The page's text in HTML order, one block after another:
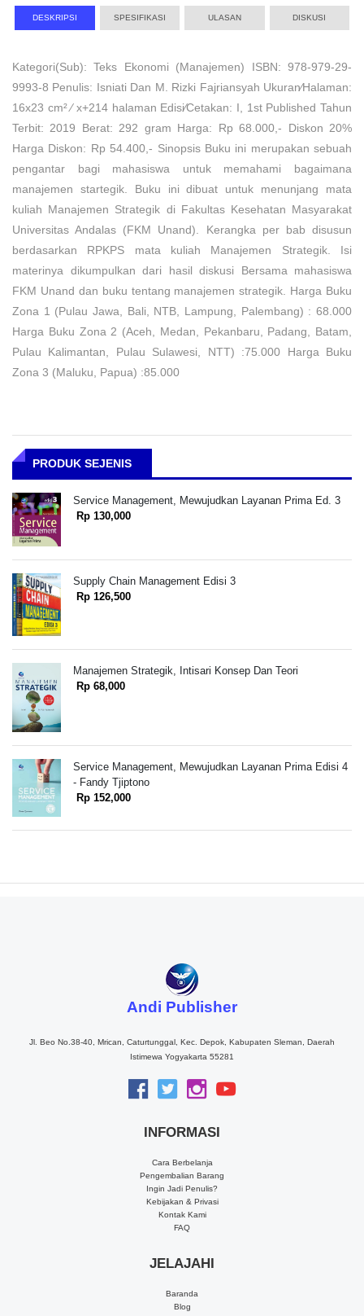
DESKRIPSI SPESIFIKASI ULASAN DISKUSI
Kategori(Sub): Teks Ekonomi (Manajemen) ISBN: 978-979-29-
9993-8 Penulis: Isniati Dan M. Rizki Fajriansyah Ukuran⁄Halaman:
16x23 cm² ⁄ x+214 halaman Edisi⁄Cetakan: I, 1st Published Tahun
Terbit: 2019 Berat: 292 gram Harga: Rp 68.000,- Diskon 20%
Harga Diskon: Rp 54.400,- Sinopsis Buku ini merupakan sebuah
pengantar bagi mahasiswa untuk memahami bagaimana
manajemen startegik. Buku ini dibuat untuk menunjang mata
kuliah Manajemen Strategik di Fakultas Kesehatan Masyarakat
Universitas Andalas (FKM Unand). Kerangka per bab disusun
berdasarkan RPKPS mata kuliah Manajemen Strategik. Isi
materinya dikumpulkan dari hasil diskusi Bersama mahasiswa
FKM Unand dan buku tentang manajemen strategik. Harga Buku
Zona 1 (Pulau Jawa, Bali, NTB, Lampung, Palembang) : 68.000
Harga Buku Zona 2 (Aceh, Medan, Pekanbaru, Padang, Batam,
Pulau Kalimantan, Pulau Sulawesi, NTT) :75.000 Harga Buku
Zona 3 (Maluku, Papua) :85.000
PRODUK SEJENIS
Service Management, Mewujudkan Layanan Prima Ed. 3
Rp 130,000
Supply Chain Management Edisi 3
Rp 126,500
Manajemen Strategik, Intisari Konsep Dan Teori
Rp 68,000
Service Management, Mewujudkan Layanan Prima Edisi 4
- Fandy Tjiptono
Rp 152,000
Andi Publisher
Jl. Beo No.38-40, Mrican, Caturtunggal, Kec. Depok, Kabupaten Sleman, Daerah
Istimewa Yogyakarta 55281
INFORMASI
Cara Berbelanja
Pengembalian Barang
Ingin Jadi Penulis?
Kebijakan & Privasi
Kontak Kami
FAQ
JELAJAHI
Baranda
Blog